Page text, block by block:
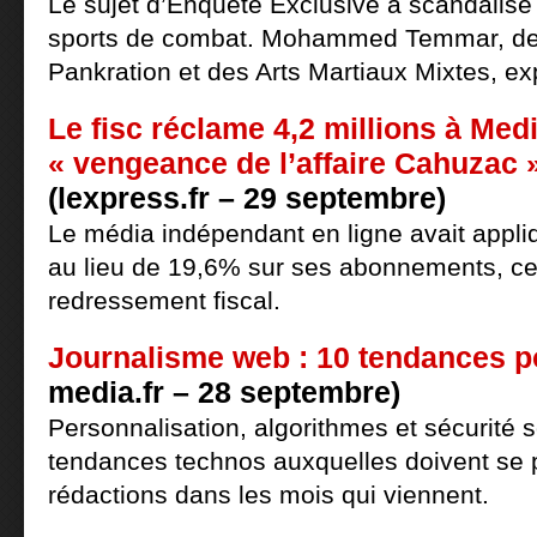
sports de combat. Mohammed Temmar,
Pankration et des Arts Martiaux Mixtes,
Le fisc réclame 4,2 millions à
« vengeance de l’affaire Cahuzac
(lexpress.fr – 29 septembre)
Le média indépendant en ligne avait
au lieu de 19,6% sur ses abonnements,
redressement fiscal.
Journalisme web : 10 tendances
media.fr – 28 septembre)
Personnalisation, algorithmes et sécurité
tendances technos auxquelles doivent se
rédactions dans les mois qui viennent.